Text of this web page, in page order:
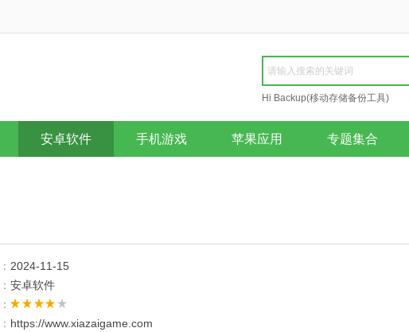
Hi Backup(移动存储备份工具)
Repair
安卓软件 手机游戏 苹果应用 专题集合
2024-11-15
安卓软件
https://www.xiazaigame.com